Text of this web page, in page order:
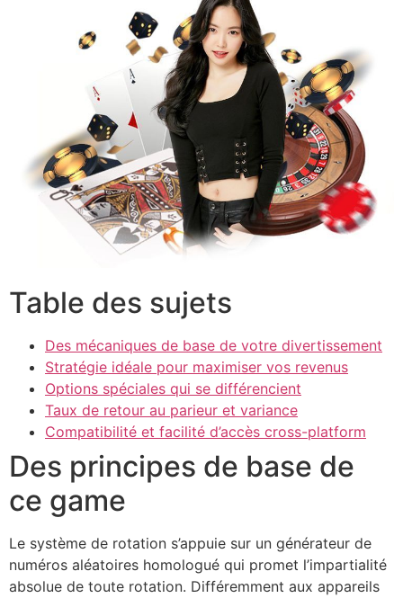
Table des sujets
Des mécaniques de base de votre divertissement
Stratégie idéale pour maximiser vos revenus
Options spéciales qui se différencient
Taux de retour au parieur et variance
Compatibilité et facilité d’accès cross-platform
Des principes de base de
ce game
Le système de rotation s’appuie sur un générateur de
numéros aléatoires homologué qui promet l’impartialité
absolue de toute rotation. Différemment aux appareils